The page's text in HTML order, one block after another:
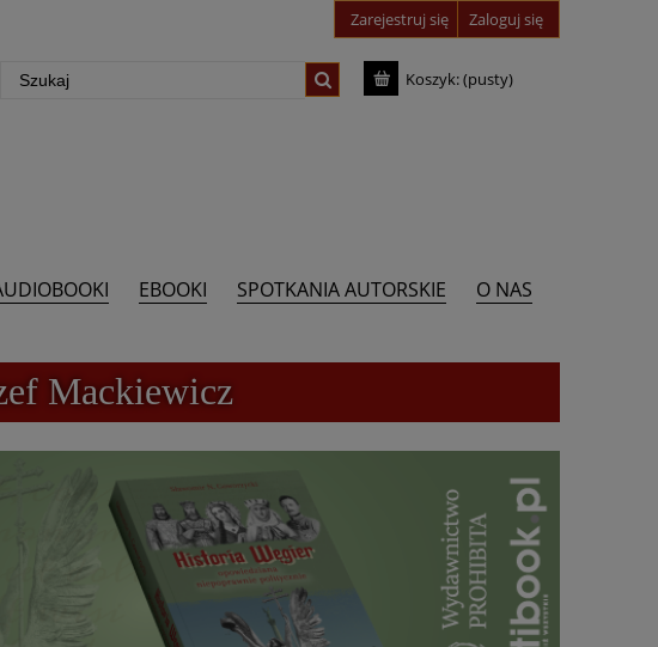
Zarejestruj się Zaloguj się
Koszyk:(pusty)
EBOOKI SPOTKANIA AUTORSKIE
O NAS
Mackiewicz